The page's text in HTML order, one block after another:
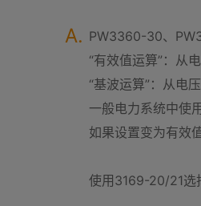
A. PW3360-30、
“有效值运算”：从
“基波运算”：从电
一般电力系统中使
如果设置变为有效
使用3169-20/21选